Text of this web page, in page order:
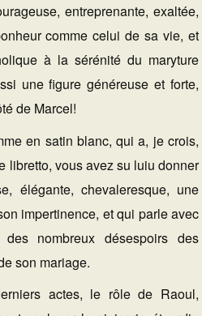
entreprenante, exaltée,
comme celui de sa vie, et
à la sérénité du maryture
une figure généreuse et forte,
de Marcel!
en satin blanc, qui a, je crois,
libretto, vous avez su luiu donner
élégante, chevaleresque, une
impertinence, et qui parle avec
nombreux désespoirs des
son mariage.
actes, le rôle de Raoul,